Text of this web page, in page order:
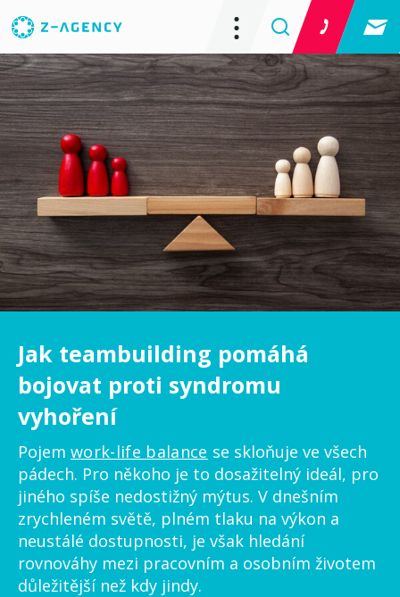
Jak teambuilding pomáhá
bojovat proti syndromu
vyhoření
Pojem work-life balance se skloňuje ve všech
pádech. Pro někoho je to dosažitelný ideál, pro
jiného spíše nedostižný mýtus. V dnešním
zrychleném světě, plném tlaku na výkon a
neustálé dostupnosti, je však hledání
rovnováhy mezi pracovním a osobním životem
důležitější než kdy jindy.